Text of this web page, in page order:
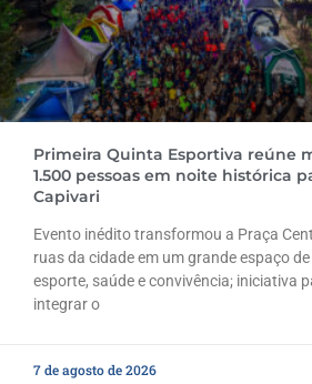
Primeira Quinta Esportiva reúne
1.500 pessoas em noite histórica
Capivari
Evento inédito transformou a Praça
ruas da cidade em um grande espaço de
esporte, saúde e convivência; iniciativa
integrar o
7 de agosto de 2026